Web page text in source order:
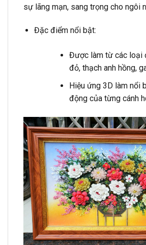
sự lãng mạn, sang trọng cho ngôi
Đặc điểm nổi bật:
Được làm từ các loại
đỏ, thạch anh hồng,
Hiệu ứng 3D làm nổi
động của từng cánh